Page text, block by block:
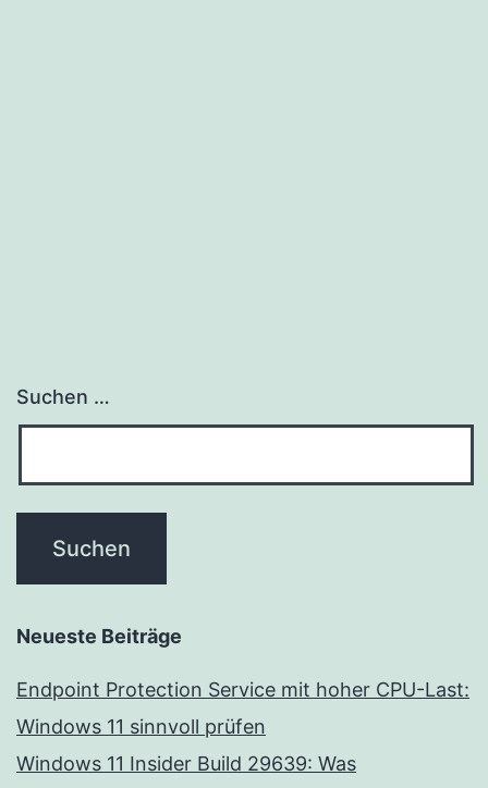
Suchen …
Neueste Beiträge
Endpoint Protection Service mit hoher CPU-Last:
Windows 11 sinnvoll prüfen
Windows 11 Insider Build 29639: Was